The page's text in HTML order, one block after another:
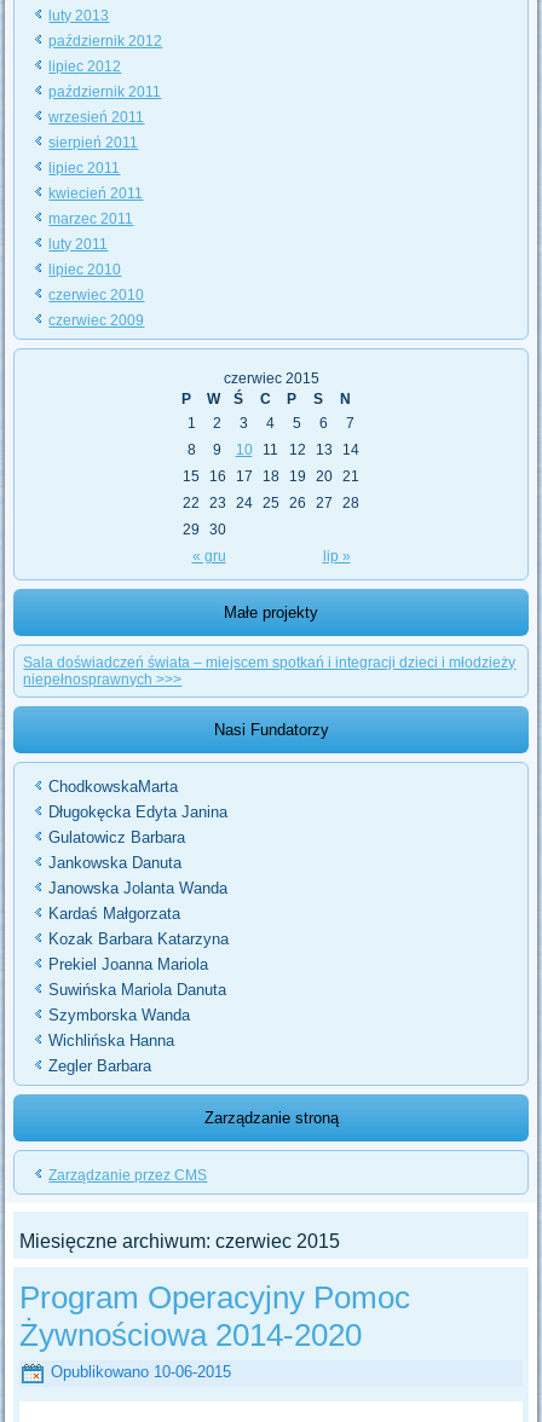
luty 2013
październik 2012
lipiec 2012
październik 2011
wrzesień 2011
sierpień 2011
lipiec 2011
kwiecień 2011
marzec 2011
luty 2011
lipiec 2010
czerwiec 2010
czerwiec 2009
czerwiec 2015
P
W Ś C P S N
« gru lip »
1 2 3 4 5 6
7
8
9 10 11 12 13
14
15
16 17 18 19 20
21
22
23 24 25 26 27
28
29
30
Małe projekty
Sala doświadczeń świata – miejscem spotkań i integracji dzieci i młodzieży
niepełnosprawnych >>>
Nasi Fundatorzy
ChodkowskaMarta
Długokęcka Edyta Janina
Gulatowicz Barbara
Jankowska Danuta
Janowska Jolanta Wanda
Kardaś Małgorzata
Kozak Barbara Katarzyna
Prekiel Joanna Mariola
Suwińska Mariola Danuta
Szymborska Wanda
Wichlińska Hanna
Zegler Barbara
Zarządzanie stroną
Zarządzanie przez CMS
Miesięczne archiwum:czerwiec 2015
Program Operacyjny Pomoc
Żywnościowa 2014-2020
Opublikowano 10-06-2015